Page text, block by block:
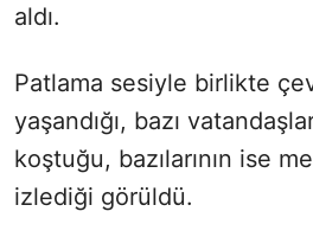
aldı.
Patlama sesiyle birlikte
yaşandığı, bazı
koştuğu, bazılarının ise
izlediği görüldü.